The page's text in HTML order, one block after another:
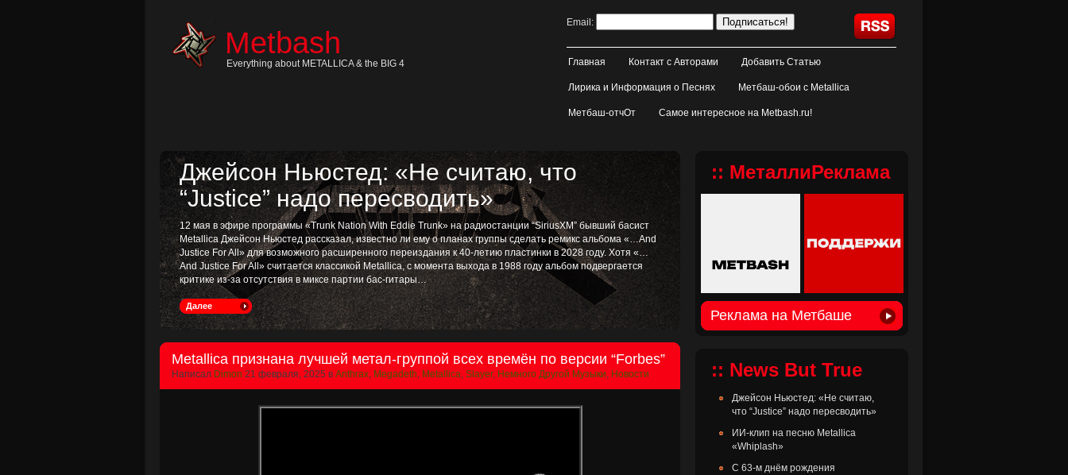
Metbash
Everything about METALLICA & the BIG 4
Email:
Главная Контакт с Авторами Добавить Статью
Лирика и Информация о Песнях Метбаш-обои с Metallica
Метбаш-отчОт Самое интересное на Metbash.ru!
Джейсон Ньюстед: «Не считаю, что
“Justice” надо пересводить»
12 мая в эфире программы «Trunk Nation With Eddie Trunk» на радиостанции “SiriusXM” бывший басист
Metallica Джейсон Ньюстед рассказал, известно ли ему о планах группы сделать ремикс альбома «…And
Justice For All» для возможного расширенного переиздания к 40-летию пластинки в 2028 году. Хотя «…
And Justice For All» считается классикой Metallica, с момента выхода в 1988 году альбом подвергается
критике из-за отсутствия в миксе партии бас-гитары…
Далее
Metallica признана лучшей метал-группой всех времён по версии “Forbes”
Написал Dimon 21 февраля, 2025 в Anthrax, Megadeth, Metallica, Slayer, Немного Другой Музыки, Новости
:: МеталлиРеклама
Реклама на Метбаше
:: News But True
Джейсон Ньюстед: «Не считаю,
что “Justice” надо пересводить»
ИИ-клип на песню Metallica
«Whiplash»
С 63-м днём рождения